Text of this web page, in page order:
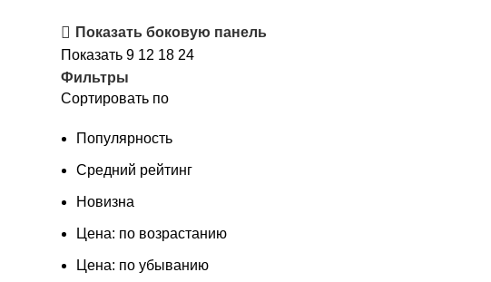
популярности
Показать боковую панель
Показать 9 12 18 24
Фильтры
Сортировать по
Популярность
Средний рейтинг
Новизна
Цена: по возрастанию
Цена: по убыванию